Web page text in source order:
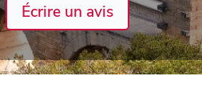
Écrire un avis